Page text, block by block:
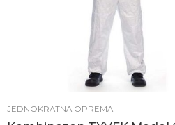
JEDNOKRATNA OPREMA